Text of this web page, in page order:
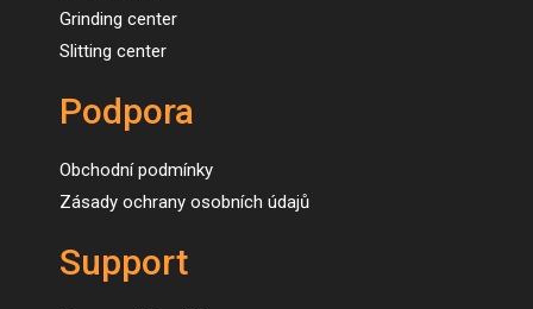
Grinding center
Slitting center
Podpora
Obchodní podmínky
Zásady ochrany osobních údajů
Support